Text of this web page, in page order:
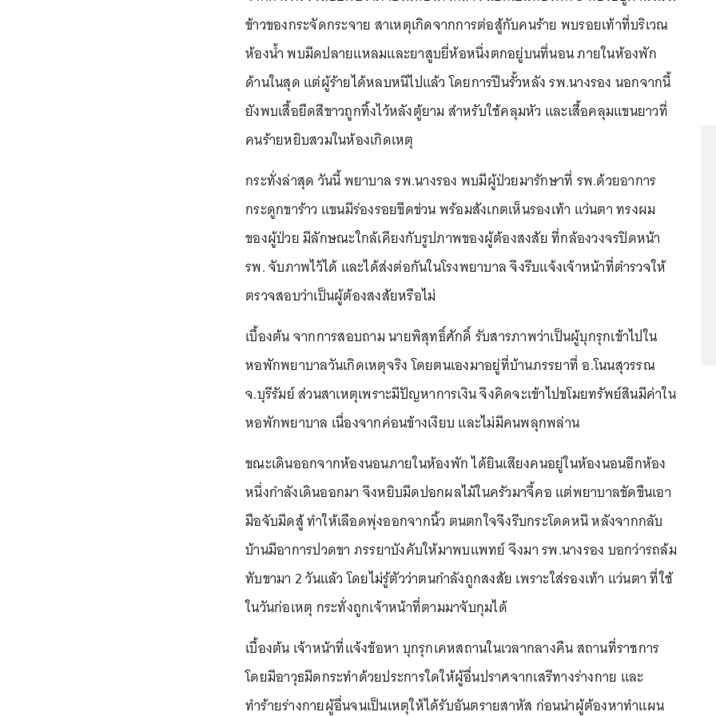
ข้าวของกระจัดกระจาย สาเหตุเกิดจากการต่อสู้กับคนร้าย พบรอยเท้าที่บริเวณ
ห้องน้ำ พบมีดปลายแหลมและยาสูบยี่ห้อหนึ่งตกอยู่บนที่นอน ภายในห้องพัก
ด้านในสุด แต่ผู้ร้ายได้หลบหนีไปแล้ว โดยการปีนรั้วหลัง รพ.นางรอง นอกจากนี้
ยังพบเสื้อยืดสีขาวถูกทิ้งไว้หลังตู้ยาม สำหรับใช้คลุมหัว และเสื้อคลุมแขนยาวที่
คนร้ายหยิบสวมในห้องเกิดเหตุ
กระทั่งล่าสุด วันนี้ พยาบาล รพ.นางรอง พบมีผู้ป่วยมารักษาที่ รพ.ด้วยอาการ
กระดูกขาร้าว แขนมีร่องรอยขีดข่วน พร้อมสังเกตเห็นรองเท้า แว่นตา ทรงผม
ของผู้ป่วย มีลักษณะใกล้เคียงกับรูปภาพของผู้ต้องสงสัย ที่กล้องวงจรปิดหน้า
รพ. จับภาพไว้ได้ และได้ส่งต่อกันในโรงพยาบาล จึงรีบแจ้งเจ้าหน้าที่ตำรวจให้
ตรวจสอบว่าเป็นผู้ต้องสงสัยหรือไม่
เบื้องต้น จากการสอบถาม นายพิสุทธิ์ศักดิ์ รับสารภาพว่าเป็นผู้บุกรุกเข้าไปใน
หอพักพยาบาลวันเกิดเหตุจริง โดยตนเองมาอยู่ที่บ้านภรรยาที่ อ.โนนสุวรรณ
จ.บุรีรัมย์ ส่วนสาเหตุเพราะมีปัญหาการเงิน จึงคิดจะเข้าไปขโมยทรัพย์สินมีค่าใน
หอพักพยาบาล เนื่องจากค่อนข้างเงียบ และไม่มีคนพลุกพล่าน
ขณะเดินออกจากห้องนอนภายในห้องพัก ได้ยินเสียงคนอยู่ในห้องนอนอีกห้อง
หนึ่งกำลังเดินออกมา จึงหยิบมีดปอกผลไม้ในครัวมาจี้คอ แต่พยาบาลขัดขืนเอา
มือจับมีดสู้ ทำให้เลือดพุ่งออกจากนิ้ว ตนตกใจจึงรีบกระโดดหนี หลังจากกลับ
บ้านมีอาการปวดขา ภรรยาบังคับให้มาพบแพทย์ จึงมา รพ.นางรอง บอกว่ารถล้ม
ทับขามา 2 วันแล้ว โดยไม่รู้ตัวว่าตนกำลังถูกสงสัย เพราะใส่รองเท้า แว่นตา ที่ใช้
ในวันก่อเหตุ กระทั่งถูกเจ้าหน้าที่ตามมาจับกุมได้
เบื้องต้น เจ้าหน้าที่แจ้งข้อหา บุกรุกเคหสถานในเวลากลางคืน สถานที่ราชการ
โดยมีอาวุธมีดกระทำด้วยประการใดให้ผู้อื่นปราศจากเสรีทางร่างกาย และ
ทำร้ายร่างกายผู้อื่นจนเป็นเหตุให้ได้รับอันตรายสาหัส ก่อนนำผู้ต้องหาทำแผน